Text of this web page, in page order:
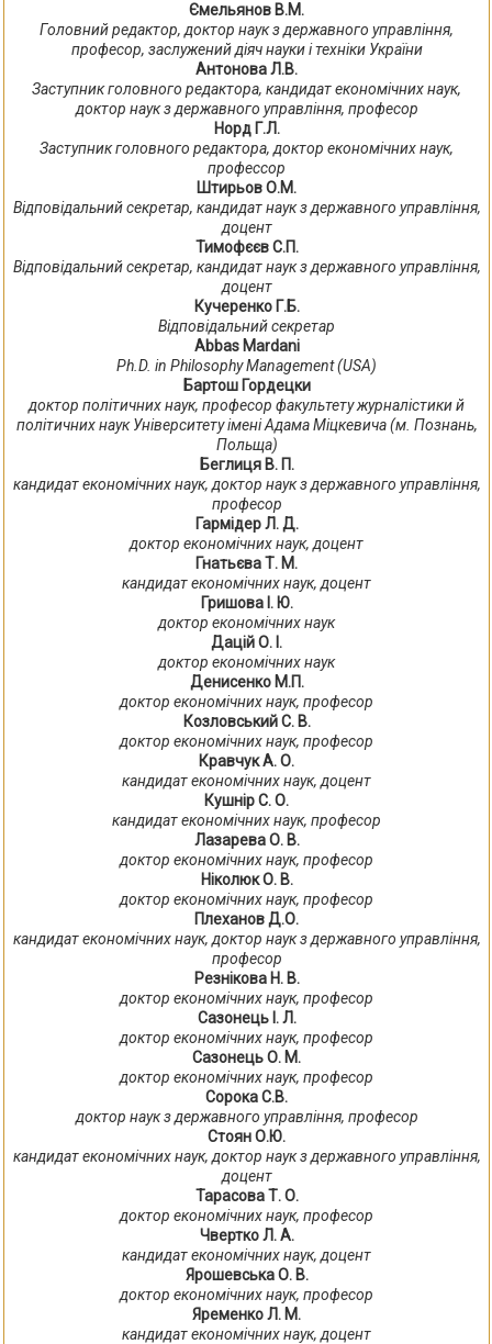
Ємельянов В.М.
Головний редактор, доктор наук з державного управління,
професор, заслужений діяч науки і техніки України
Антонова Л.В.
Заступник головного редактора, кандидат економічних наук,
доктор наук з державного управління, професор
Норд Г.Л.
Заступник головного редактора, доктор економічних наук,
профессор
Штирьов О.М.
Відповідальний секретар, кандидат наук з державного управління,
доцент
Тимофєєв С.П.
Відповідальний секретар, кандидат наук з державного управління,
доцент
Кучеренко Г.Б.
Відповідальний секретар
Abbas Mardani
Ph.D. in Philosophy Management (USA)
Бартош Гордецки
доктор політичних наук, професор факультету журналістики й
політичних наук Університету імені Адама Міцкевича (м. Познань,
Польща)
Беглиця В. П.
кандидат економічних наук, доктор наук з державного управління,
професор
Гармідер Л. Д.
доктор економічних наук, доцент
Гнатьєва Т. М.
кандидат економічних наук, доцент
Гришова І. Ю.
доктор економічних наук
Дацій О. І.
доктор економічних наук
Денисенко М.П.
доктор економічних наук, професор
Козловський С. В.
доктор економічних наук, професор
Кравчук А. О.
кандидат економічних наук, доцент
Кушнір С. О.
кандидат економічних наук, професор
Лазарева О. В.
доктор економічних наук, професор
Ніколюк О. В.
доктор економічних наук, професор
Плеханов Д.О.
кандидат економічних наук, доктор наук з державного управління,
професор
Резнікова Н. В.
доктор економічних наук, професор
Сазонець І. Л.
доктор економічних наук, професор
Сазонець О. М.
доктор економічних наук, професор
Сорока С.В.
доктор наук з державного управління, професор
Стоян О.Ю.
кандидат економічних наук, доктор наук з державного управління,
доцент
Тарасова Т. О.
доктор економічних наук, професор
Чвертко Л. А.
кандидат економічних наук, доцент
Ярошевська О. В.
доктор економічних наук, професор
Яременко Л. М.
кандидат економічних наук, доцент